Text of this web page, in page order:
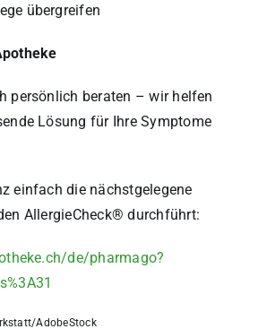
übergreifen
persönlich beraten – wir helfen
Lösung für Ihre Symptome
einfach die nächstgelegene
AllergieCheck® durchführt:
de/pharmago?
AdobeStock